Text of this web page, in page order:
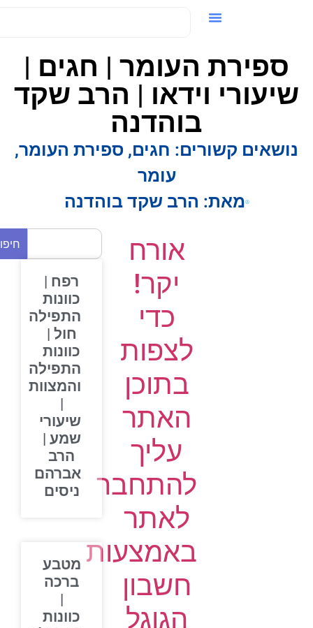
ספירת העומר | חגים |
וידאו | הרב שקד
בוהדנה
נושאים קשורים: חגים,ספירת העומר,
עומר
מאת:הרב שקד בוהדנה
אורח
יקר!
כדי
לצפות
בתוכן
האתר
עליך
להתחבר
לאתר
באמצעות
חשבון
הגוגל
חיפוש
רפח |
כוונות
התפילה
חול |
כוונות
התפילה
והמצוות
שיעורי
שמע |
הרב
אברהם
ניסים
מטבע
ברכה
כוונות